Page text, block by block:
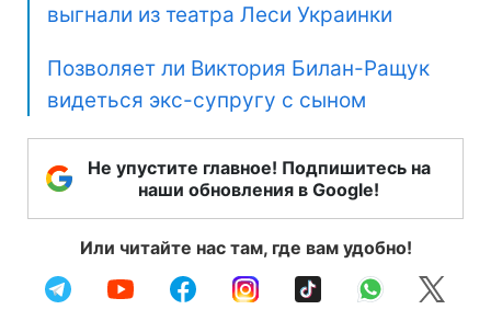
выгнали из театра Леси Украинки
Позволяет ли Виктория Билан-Ращук
видеться экс-супругу с сыном
Не упустите главное! Подпишитесь на
наши обновления в Google!
Или читайте нас там, где вам удобно!